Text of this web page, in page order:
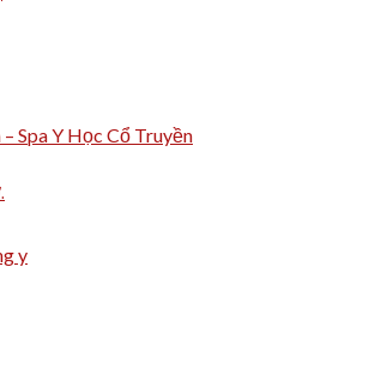
Spa Y Học Cổ Truyền
y